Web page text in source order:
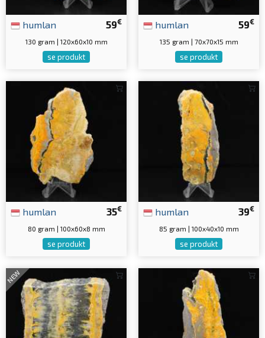
59€
humlan
130 gram | 120x60x10 mm
se produkt
59€
humlan
135 gram | 70x70x15 mm
se produkt
35€
humlan
80 gram | 100x60x8 mm
se produkt
39€
humlan
85 gram | 100x40x10 mm
se produkt
NEW